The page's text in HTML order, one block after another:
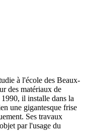
à l'école des Beaux-
des matériaux de
il installe dans la
une gigantesque frise
Ses travaux
par l'usage du